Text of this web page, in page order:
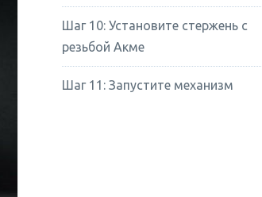
Шаг 10: Установите стержень с
резьбой Акме
Шаг 11: Запустите механизм